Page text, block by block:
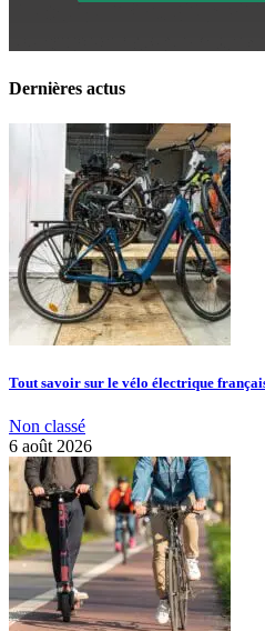
Dernières actus
Tout savoir sur le vélo électrique
Non classé
6 août 2026